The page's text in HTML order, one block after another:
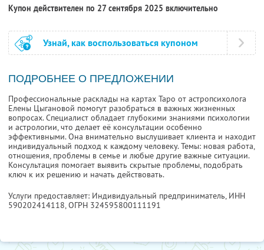
Купон действителен по 27 сентября 2025 включительно
Узнай, как воспользоваться купоном
ПОДРОБНЕЕ О ПРЕДЛОЖЕНИИ
Профессиональные расклады на картах Таро от астропсихолога
Елены Цыгановой помогут разобраться в важных жизненных
вопросах. Специалист обладает глубокими знаниями психологии
и астрологии, что делает её консультации особенно
эффективными. Она внимательно выслушивает клиента и находит
индивидуальный подход к каждому человеку. Темы: новая работа,
отношения, проблемы в семье и любые другие важные ситуации.
Консультация помогает выявить скрытые проблемы, подобрать
ключ к их решению и начать действовать.
Услуги предоставляет: Индивидуальный предприниматель, ИНН
590202414118, ОГРН 324595800111191